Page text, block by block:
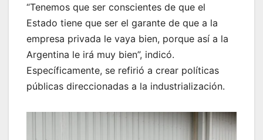
“Tenemos que ser conscientes de que el
Estado tiene que ser el garante de que a la
empresa privada le vaya bien, porque así a la
Argentina le irá muy bien”, indicó.
Específicamente, se refirió a crear políticas
públicas direccionadas a la industrialización.